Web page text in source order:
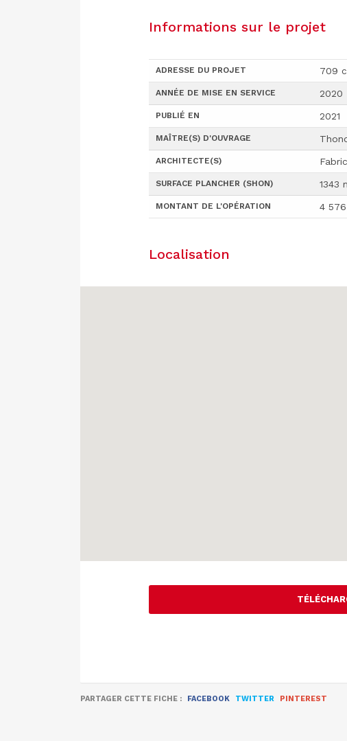
Informations sur le projet
ADRESSE DU PROJET 709
ANNÉE DE MISE EN SERVICE 2020
PUBLIÉ EN 2021
MAÎTRE(S) D'OUVRAGE
ARCHITECTE(S)
SURFACE PLANCHER (SHON) 1343
MONTANT DE L'OPÉRATION 4
Localisation
PARTAGER CETTE FICHE : FACEBOOK TWITTER PINTEREST